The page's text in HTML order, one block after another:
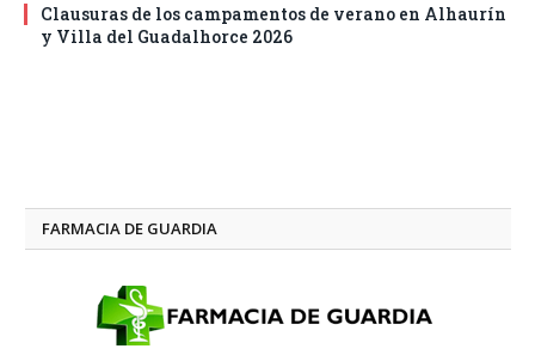
Clausuras de los campamentos de verano en Alhaurín
y Villa del Guadalhorce 2026
FARMACIA DE GUARDIA